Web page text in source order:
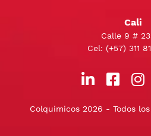
Cali
Calle 9 #
Cel: (+57) 311
Colquimicos 2026 - Todos